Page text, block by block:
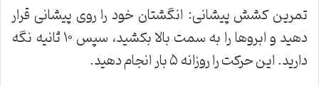
تمرین کشش پیشانی: انگشتان خود را روی پیشانی قرار
دهید و ابروها را به سمت بالا بکشید، سپس ۱۰ ثانیه نگه
دارید. این حرکت را روزانه ۵ بار انجام دهید.